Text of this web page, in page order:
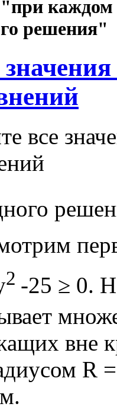
решения"
все
2 -25 ≥ 0.
вне
R